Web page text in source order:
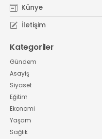
Künye
İletişim
Kategoriler
Gündem
Asayiş
Siyaset
Eğitim
Ekonomi
Yaşam
Sağlık